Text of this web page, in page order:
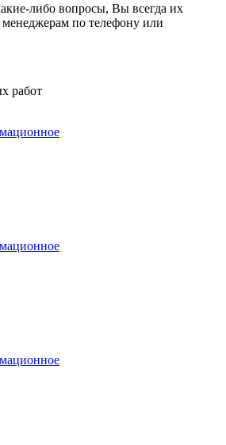
либо вопросы, Вы всегда их
по телефону или
работ